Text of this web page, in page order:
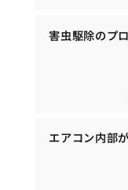
害虫駆除のプ
エアコン内部